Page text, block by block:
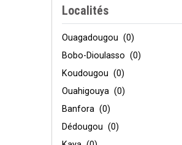
Localités
Ouagadougou (0)
Bobo-Dioulasso (0)
Koudougou (0)
Ouahigouya (0)
Banfora (0)
Dédougou (0)